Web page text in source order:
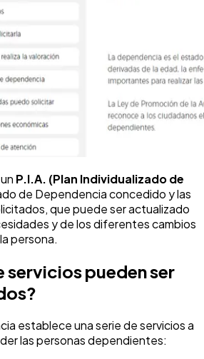
P.I.A. (Plan Individualizado de
de Dependencia concedido y las
que puede ser actualizado
y de los diferentes cambios
persona.
servicios pueden ser
establece una serie de servicios a
las personas dependientes: